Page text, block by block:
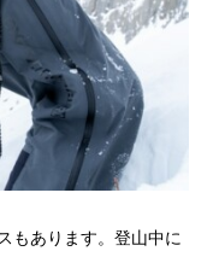
もあります。登山中に